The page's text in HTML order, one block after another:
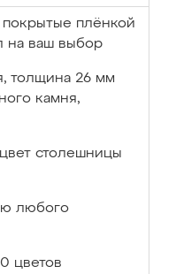
плёнкой
на ваш выбор
толщина 26 мм
камня,
столешницы
любого
цветов